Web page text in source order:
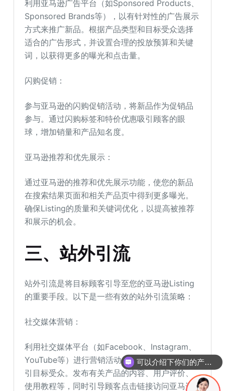
利用亚马逊广告平台（如Sponsored Products、
Sponsored Brands等），以有针对性的广告展示
方式来推广新品。根据产品类型和目标受众选择
适合的广告形式，并设置合理的投放预算和关键
词，以获得更多的曝光和点击量。
闪购促销：
参与亚马逊的闪购促销活动，将新品作为促销品
参与。通过闪购标签和特价优惠吸引顾客的眼
球，增加销量和产品知名度。
亚马逊推荐和优先展示：
通过亚马逊的推荐和优先展示功能，使您的新品
在搜索结果页面和相关产品页中得到更多曝光。
确保Listing的质量和关键词优化，以提高被推荐
和展示的机会。
三、站外引流
站外引流是将目标顾客引导至您的亚马逊Listing
的重要手段。以下是一些有效的站外引流策略：
社交媒体营销：
利用社交媒体平台（如Facebook、Instagram、
YouTube等）进行营销活动，建立品牌形象并吸
引目标受众。发布有关产品的内容、用户评价、
使用教程等，同时引导顾客点击链接访问亚马逊
可以介绍下你们的产品么